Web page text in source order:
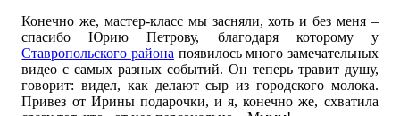
Конечно же, мастер-класс мы засняли, хоть и без меня –
спасибо Юрию Петрову, благодаря которому у
Ставропольского районапоявилось много замечательных
видео с самых разных событий. Он теперь травит душу,
говорит: видел, как делают сыр из городского молока.
Привез от Ирины подарочки, и я, конечно же, схватила